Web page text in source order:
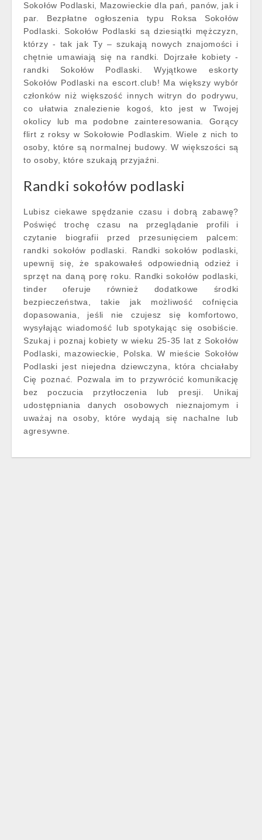
Sokołów Podlaski, Mazowieckie dla pań, panów, jak i
par. Bezpłatne ogłoszenia typu Roksa Sokołów
Podlaski. Sokołów Podlaski są dziesiątki mężczyzn,
którzy - tak jak Ty – szukają nowych znajomości i
chętnie umawiają się na randki. Dojrzałe kobiety -
randki Sokołów Podlaski. Wyjątkowe eskorty
Sokołów Podlaski na escort.club! Ma większy wybór
członków niż większość innych witryn do podrywu,
co ułatwia znalezienie kogoś, kto jest w Twojej
okolicy lub ma podobne zainteresowania. Gorący
flirt z roksy w Sokołowie Podlaskim. Wiele z nich to
osoby, które są normalnej budowy. W większości są
to osoby, które szukają przyjaźni.
Randki sokołów podlaski
Lubisz ciekawe spędzanie czasu i dobrą zabawę?
Poświęć trochę czasu na przeglądanie profili i
czytanie biografii przed przesunięciem palcem:
randki sokołów podlaski. Randki sokołów podlaski,
upewnij się, że spakowałeś odpowiednią odzież i
sprzęt na daną porę roku. Randki sokołów podlaski,
tinder oferuje również dodatkowe środki
bezpieczeństwa, takie jak możliwość cofnięcia
dopasowania, jeśli nie czujesz się komfortowo,
wysyłając wiadomość lub spotykając się osobiście.
Szukaj i poznaj kobiety w wieku 25-35 lat z Sokołów
Podlaski, mazowieckie, Polska. W mieście Sokołów
Podlaski jest niejedna dziewczyna, która chciałaby
Cię poznać. Pozwala im to przywrócić komunikację
bez poczucia przytłoczenia lub presji. Unikaj
udostępniania danych osobowych nieznajomym i
uważaj na osoby, które wydają się nachalne lub
agresywne.